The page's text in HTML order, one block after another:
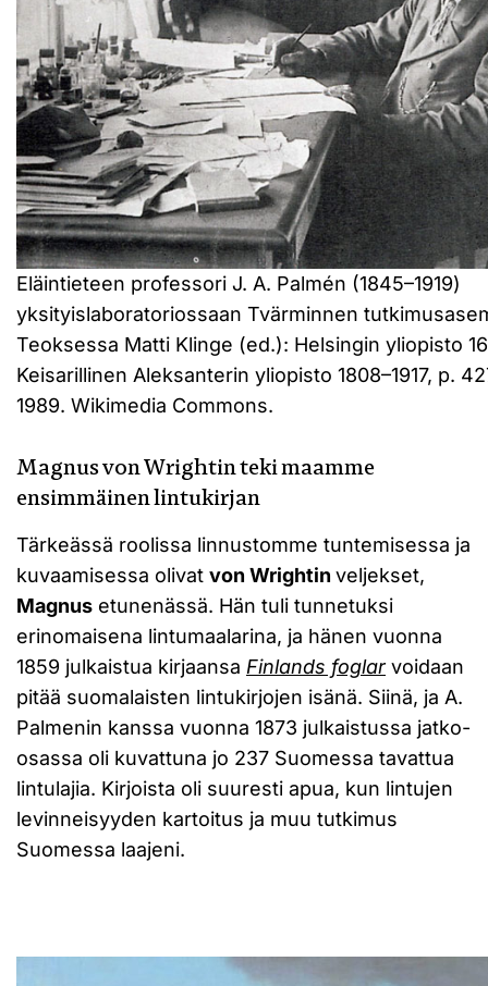
Eläintieteen professori J. A. Palmén (1845–1919)
yksityislaboratoriossaan Tvärminnen
Teoksessa Matti Klinge (ed.): Helsingin yliopisto
Keisarillinen Aleksanterin yliopisto 1808–1917, p.
1989. Wikimedia Commons.
Magnus von Wrightin teki maamme
ensimmäinen lintukirjan
Tärkeässä roolissa linnustomme tuntemisessa ja
kuvaamisessa olivat von Wrightin veljekset,
Magnus etunenässä. Hän tuli tunnetuksi
erinomaisena lintumaalarina, ja hänen vuonna
1859 julkaistua kirjaansa Finlands foglarvoidaan
pitää suomalaisten lintukirjojen isänä. Siinä, ja A.
Palmenin kanssa vuonna 1873 julkaistussa jatko-
osassa oli kuvattuna jo 237 Suomessa tavattua
lintulajia. Kirjoista oli suuresti apua, kun lintujen
levinneisyyden kartoitus ja muu tutkimus
Suomessa laajeni.